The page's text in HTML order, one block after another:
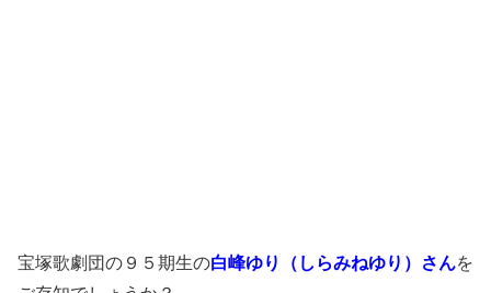
宝塚歌劇団の９５期生の白峰ゆり（しらみねゆり）さんを